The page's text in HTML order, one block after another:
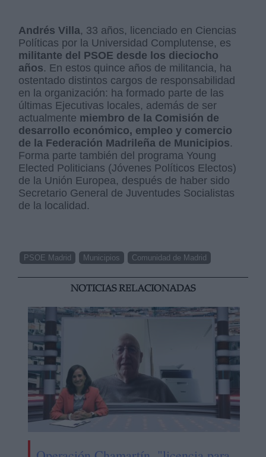
Andrés Villa, 33 años, licenciado en Ciencias
Políticas por la Universidad Complutense, es
militante del PSOE desde los dieciocho
años. En estos quince años de militancia, ha
ostentado distintos cargos de responsabilidad
en la organización: ha formado parte de las
últimas Ejecutivas locales, además de ser
actualmente miembro de la Comisión de
desarrollo económico, empleo y comercio
de la Federación Madrileña de Municipios.
Forma parte también del programa Young
Elected Politicians (Jóvenes Políticos Electos)
de la Unión Europea, después de haber sido
Secretario General de Juventudes Socialistas
de la localidad.
PSOE Madrid Municipios Comunidad de Madrid
NOTICIAS RELACIONADAS